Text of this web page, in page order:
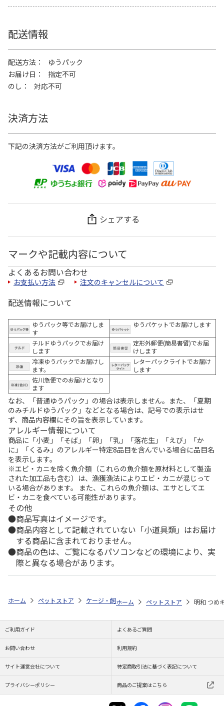
配送情報
配送方法
ゆうパック
お届け日
指定不可
のし
対応不可
決済方法
下記の決済方法がご利用頂けます。
シェアする
マークや記載内容について
よくあるお問い合わせ
お支払い方法 注文のキャンセルについて
配送情報について
ゆうパック等でお届けしま
す
ゆうパケットでお届けします
チルドゆうパックでお届け
します
定形外郵便(簡易書留)でお届
けします
冷凍ゆうパックでお届けし
ます。
レターパックライトでお届け
します
佐川急便でのお届けとなり
ます
なお、「普通ゆうパック」の場合は表示しません。また、「夏期
のみチルドゆうパック」などとなる場合は、記号での表示はせ
ず、商品内容欄にその旨を表示しています。
アレルギー情報について
商品に「小麦」「そば」「卵」「乳」「落花生」「えび」「か
に」「くるみ」のアレルギー特定8品目を含んでいる場合に品目名
を表示します。
※エビ・カニを除く魚介類（これらの魚介類を原材料として製造
された加工品も含む）は、漁獲漁法によりエビ・カニが混じって
いる場合があります。 また、これらの魚介類は、エサとしてエ
ビ・カニを食べている可能性があります。
その他
商品写真はイメージです。
商品内容として記載されていない「小道具類」はお届け
する商品に含まれておりません。
商品の色は、ご覧になるパソコンなどの環境により、実
際と異なる場合があります。
ホーム ペットストア ケージ・飼育その他用品 ベッド・マット・ス
ホーム ペットストア 明和 つめ
ご利用ガイド よくあるご質問
お問い合わせ 利用規約
サイト運営会社について 特定商取引法に基づく表記について
プライバシーポリシー 商品のご提案はこちら